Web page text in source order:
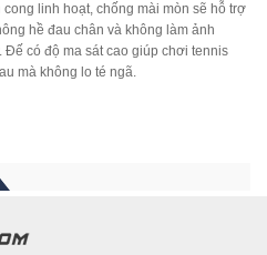
linh hoạt, chống mài mòn sẽ hỗ trợ
hề đau chân và không làm ảnh
có độ ma sát cao giúp chơi tennis
mà không lo té ngã.